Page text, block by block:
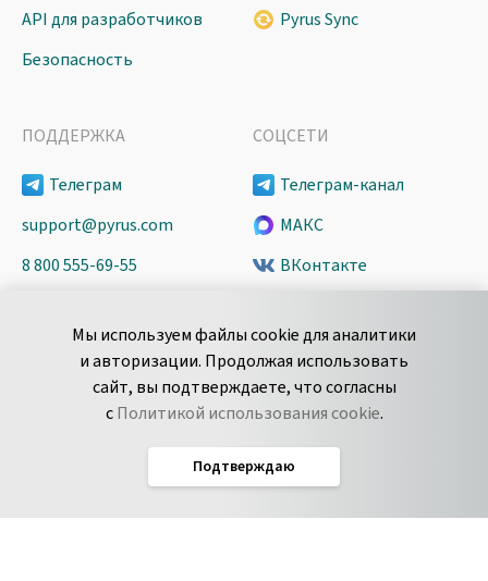
Мы используем файлы cookie для аналитики
и авторизации. Продолжая использовать
сайт, вы подтверждаете, что согласны
сПолитикой использования cookie.
Подтверждаю
API для разработчиков
Безопасность
Pyrus Sync
ПОДДЕРЖКА
Телеграм
support@pyrus.com
8 800 555-69-55
пн-пт с 9 до 18 часов (Мск)
Сообщить об
уязвимости
СОЦСЕТИ
Телеграм-канал
МАКС
ВКонтакте
Spark
Дзен
Соглашение об обработке данных